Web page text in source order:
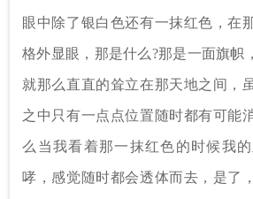
眼中除了银白色还有一抹红色，在
格外显眼，那是什么?那是一面旗帜
就那么直直的耸立在那天地之间，
之中只有一点点位置随时都有可能
么当我看着那一抹红色的时候我
哮，感觉随时都会透体而去，是了